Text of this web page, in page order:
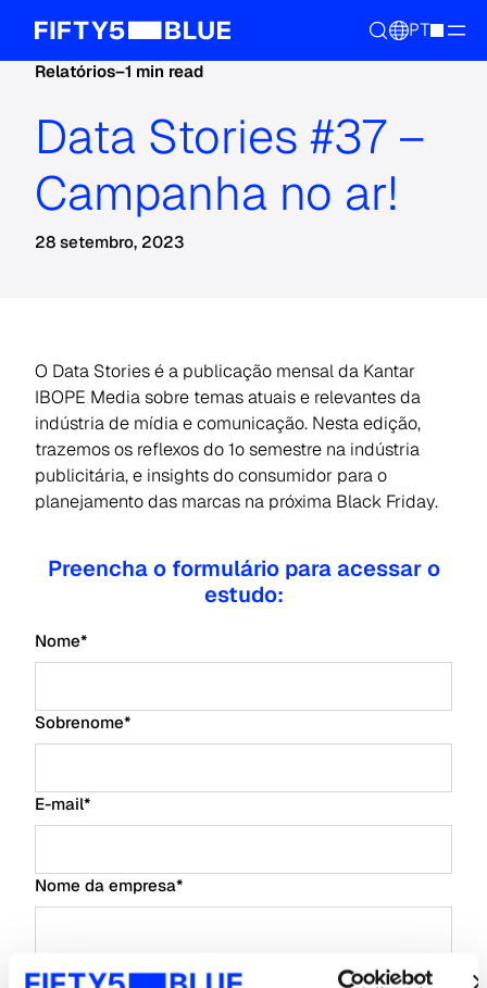
PT
Relatórios–1 min read
Data Stories #37 –
Campanha no ar!
28 setembro, 2023
O Data Stories é a publicação mensal da Kantar
IBOPE Media sobre temas atuais e relevantes da
indústria de mídia e comunicação. Nesta edição,
trazemos os reflexos do 1o semestre na indústria
publicitária, e insights do consumidor para o
planejamento das marcas na próxima Black Friday.
Preencha o formulário para acessar o
estudo:
Nome*
Sobrenome*
E-mail*
Nome da empresa*